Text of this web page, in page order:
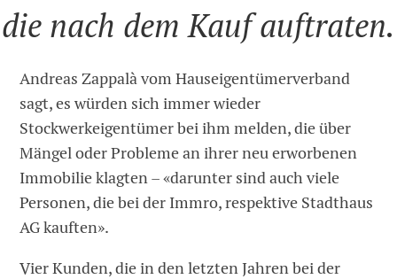
die nach dem Kauf auftraten.
Andreas Zappalà vom Hauseigentümerverband
sagt, es würden sich immer wieder
Stockwerkeigentümer bei ihm melden, die über
Mängel oder Probleme an ihrer neu erworbenen
Immobilie klagten – «darunter sind auch viele
Personen, die bei der Immro, respektive Stadthaus
AG kauften».
Vier Kunden, die in den letzten Jahren bei der